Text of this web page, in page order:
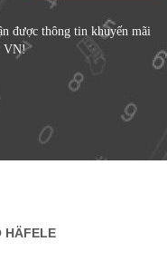
được thông tin khuyến mãi
VN!
HÄFELE